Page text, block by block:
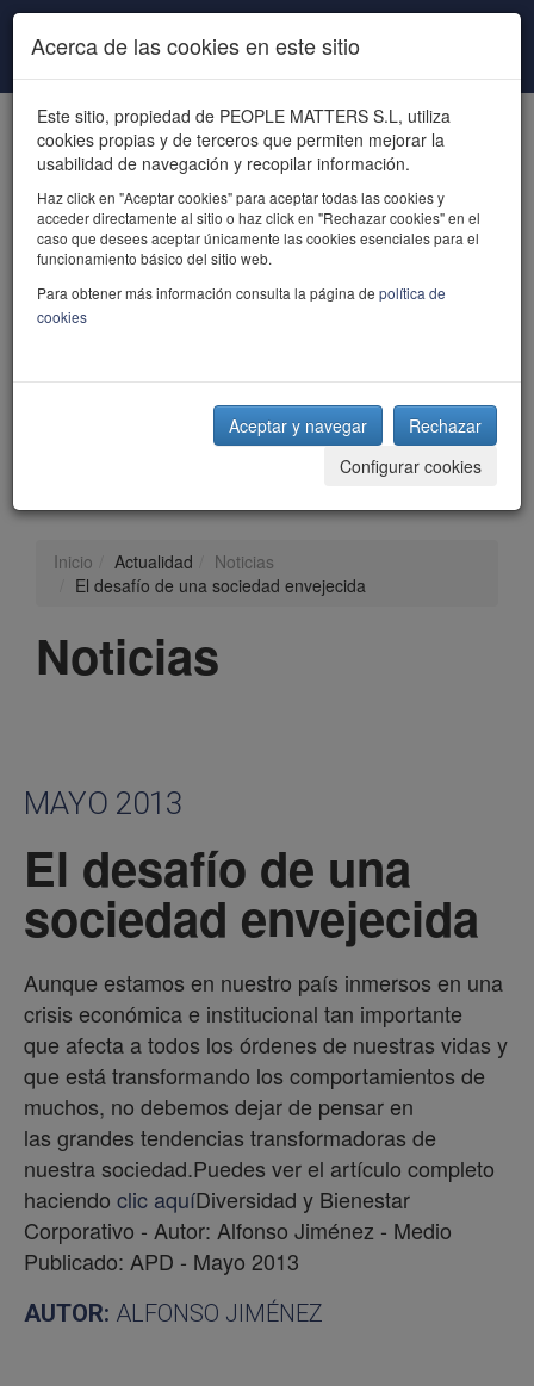
Pasar al contenido principal
powered by talent
Inicio Actualidad
Noticias
El desafío de una sociedad envejecida
Noticias
MAYO 2013
El desafío de una
sociedad envejecida
Aunque estamos en nuestro país inmersos en una
crisis económica e institucional tan importante
que afecta a todos los órdenes de nuestras vidas y
que está transformando los comportamientos de
muchos, no debemos dejar de pensar en
las grandes tendencias transformadoras de
nuestra sociedad.Puedes ver el artículo completo
haciendo clic aquíDiversidad y Bienestar
Corporativo - Autor: Alfonso Jiménez - Medio
Publicado: APD - Mayo 2013
AUTOR: ALFONSO JIMÉNEZ
Acerca de las cookies en este sitio
Este sitio, propiedad de PEOPLE MATTERS S.L, utiliza
cookies propias y de terceros que permiten mejorar la
usabilidad de navegación y recopilar información.
Haz click en "Aceptar cookies" para aceptar todas las cookies y
acceder directamente al sitio o haz click en "Rechazar cookies" en el
caso que desees aceptar únicamente las cookies esenciales para el
funcionamiento básico del sitio web.
Para obtener más información consulta la página de política de
cookies
Aceptar y navegar
Rechazar
Configurar cookies